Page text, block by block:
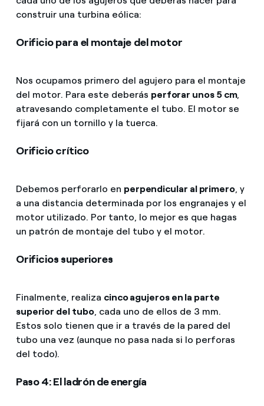
construir una turbina eólica:
Orificio para el montaje del motor
Nos ocupamos primero del agujero para el montaje
del motor. Para este deberás perforar unos 5 cm,
atravesando completamente el tubo. El motor se
fijará con un tornillo y la tuerca.
Orificio crítico
Debemos perforarlo en perpendicular al primero, y
a una distancia determinada por los engranajes y el
motor utilizado. Por tanto, lo mejor es que hagas
un patrón de montaje del tubo y el motor.
Orificios superiores
Finalmente, realiza cinco agujeros en la parte
superior del tubo, cada uno de ellos de 3 mm.
Estos solo tienen que ir a través de la pared del
tubo una vez (aunque no pasa nada si lo perforas
del todo).
Paso 4: El ladrón de energía